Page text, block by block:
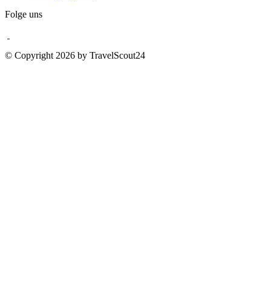
Folge uns
© Copyright 2026 by TravelScout24